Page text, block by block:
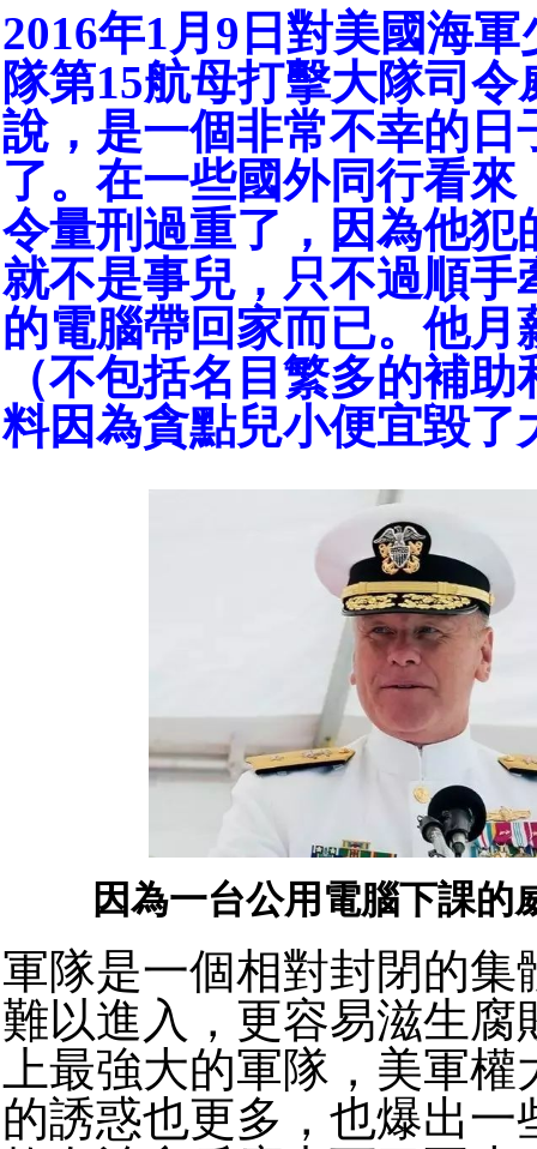
2016年1月9日對美國海
隊第15航母打擊大隊司令
說，是一個非常不幸的
了。在一些國外同行看來
令量刑過重了，因為他犯
就不是事兒，只不過順手
的電腦帶回家而已。他月
（不包括名目繁多的補
料因為貪點兒小便宜毀
因為一台公用電腦下課的
軍隊是一個相對封閉的集
難以進入，更容易滋生腐
上最強大的軍隊，美軍
的誘惑也更多，也爆出一